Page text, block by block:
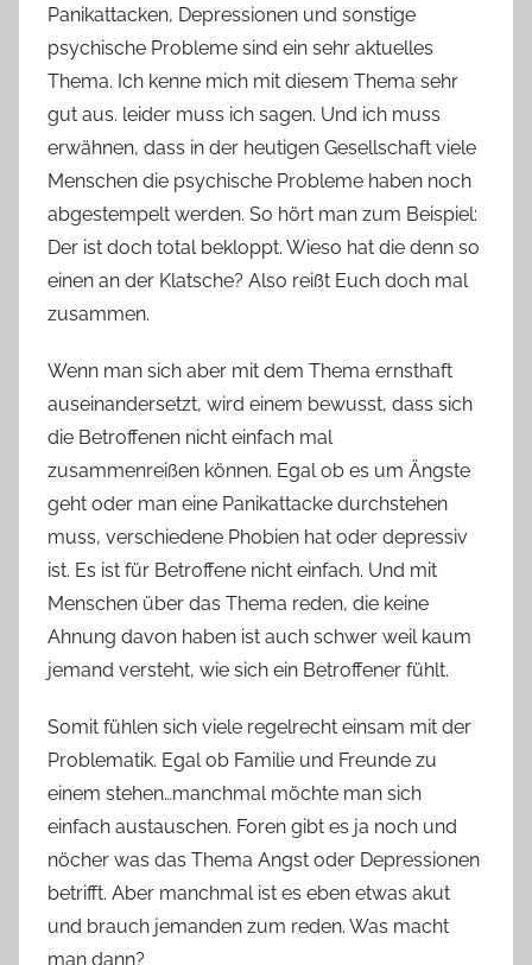
n
e
Panikattacken, Depressionen und sonstige
psychische Probleme sind ein sehr aktuelles
Thema. Ich kenne mich mit diesem Thema sehr
gut aus. leider muss ich sagen. Und ich muss
erwähnen, dass in der heutigen Gesellschaft viele
Menschen die psychische Probleme haben noch
abgestempelt werden. So hört man zum Beispiel:
Der ist doch total bekloppt. Wieso hat die denn so
einen an der Klatsche? Also reißt Euch doch mal
zusammen.
Wenn man sich aber mit dem Thema ernsthaft
auseinandersetzt, wird einem bewusst, dass sich
die Betroffenen nicht einfach mal
zusammenreißen können. Egal ob es um Ängste
geht oder man eine Panikattacke durchstehen
muss, verschiedene Phobien hat oder depressiv
ist. Es ist für Betroffene nicht einfach. Und mit
Menschen über das Thema reden, die keine
Ahnung davon haben ist auch schwer weil kaum
jemand versteht, wie sich ein Betroffener fühlt.
Somit fühlen sich viele regelrecht einsam mit der
Problematik. Egal ob Familie und Freunde zu
einem stehen…manchmal möchte man sich
einfach austauschen. Foren gibt es ja noch und
nöcher was das Thema Angst oder Depressionen
betrifft. Aber manchmal ist es eben etwas akut
und brauch jemanden zum reden. Was macht
man dann?